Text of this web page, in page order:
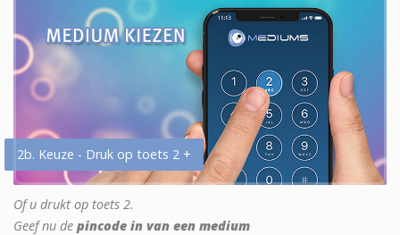
2b. Keuze - Druk op toets 2 +
Of u drukt op toets 2.
Geef nu de pincode in van een medium